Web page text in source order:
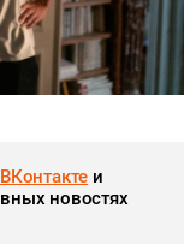
ВКонтакте и
новостях